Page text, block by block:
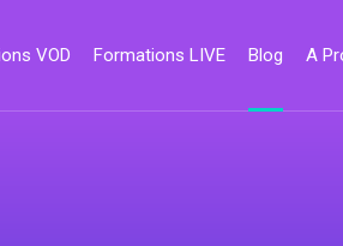
VOD Formations LIVE Blog A